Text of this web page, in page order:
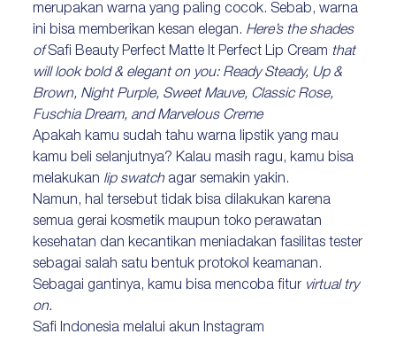
merupakan warna yang paling cocok. Sebab, warna
ini bisa memberikan kesan elegan. Here’s the shades
ofSafi Beauty Perfect Matte It Perfect Lip Cream that
will look bold & elegant on you: Ready Steady, Up &
Brown, Night Purple, Sweet Mauve, Classic Rose,
Fuschia Dream, and Marvelous Creme
Apakah kamu sudah tahu warna lipstik yang mau
kamu beli selanjutnya? Kalau masih ragu, kamu bisa
melakukan lip swatch agar semakin yakin.
Namun, hal tersebut tidak bisa dilakukan karena
semua gerai kosmetik maupun toko perawatan
kesehatan dan kecantikan meniadakan fasilitas tester
sebagai salah satu bentuk protokol keamanan.
Sebagai gantinya, kamu bisa mencoba fitur virtual try
on.
Safi Indonesia melalui akun Instagram